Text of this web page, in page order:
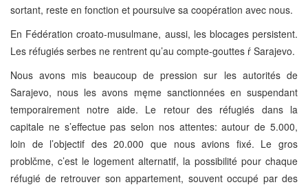
sortant, reste en fonction et poursuive sa coopération avec nous.
En Fédération croato-musulmane, aussi, les blocages persistent.
Les réfugiés serbes ne rentrent qu’au compte-gouttes ŕ Sarajevo.
Nous avons mis beaucoup de pression sur les autorités de
Sarajevo, nous les avons męme sanctionnées en suspendant
temporairement notre aide. Le retour des réfugiés dans la
capitale ne s’effectue pas selon nos attentes: autour de 5.000,
loin de l’objectif des 20.000 que nous avions fixé. Le gros
problčme, c’est le logement alternatif, la possibilité pour chaque
réfugié de retrouver son appartement, souvent occupé par des